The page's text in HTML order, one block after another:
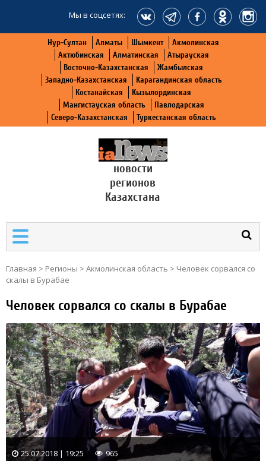
Мы в соцсетях:
Нур-Султан Алматы Шымкент
Акмолинская
Актюбинская
Алматинская
Атырауская
Восточно-Казахстанская
Жамбылская
Западно-Казахстанская
Карагандинская область
Костанайская
Кызылординская
Мангистауская область
Павлодарская
Северо-Казахстанская
Туркестанская область
новости
регионов
Казахстана
Главная > Регионы > Акмолинская область > Человек сорвался со
скалы в Бурабае
Человек сорвался со скалы в Бурабае
25.07.2018 | 19:25 965